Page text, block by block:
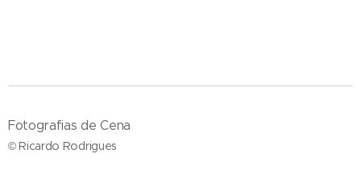
Fotografias de Cena
© Ricardo Rodrigues